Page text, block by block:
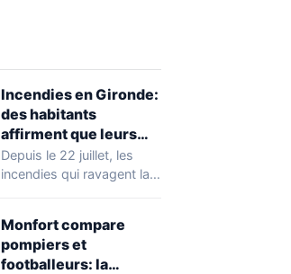
Incendies en Gironde:
des habitants
affirment que leurs
maisons ont été
sacrifiées
Depuis le 22 juillet, les
incendies qui ravagent la
Monfort compare
pompiers et
footballeurs: la